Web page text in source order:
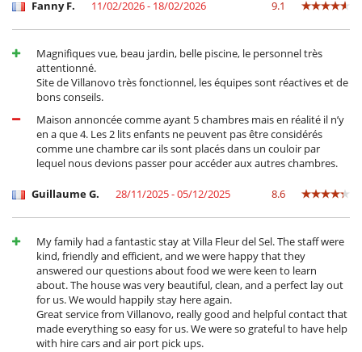
Ventilador
Personal
Cocinero
Personal doméstico
Fanny F. 11/02/2026 - 18/02/2026 9.1
Magnifiques vue, beau jardin, belle piscine, le personnel très
attentionné.
Site de Villanovo très fonctionnel, les équipes sont réactives et de
bons conseils.
Maison annoncée comme ayant 5 chambres mais en réalité il n’y
en a que 4. Les 2 lits enfants ne peuvent pas être considérés
comme une chambre car ils sont placés dans un couloir par
lequel nous devions passer pour accéder aux autres chambres.
Guillaume G. 28/11/2025 - 05/12/2025 8.6
My family had a fantastic stay at Villa Fleur del Sel. The staff were
kind, friendly and efficient, and we were happy that they
answered our questions about food we were keen to learn
about. The house was very beautiful, clean, and a perfect lay out
for us. We would happily stay here again.
Great service from Villanovo, really good and helpful contact that
made everything so easy for us. We were so grateful to have help
with hire cars and air port pick ups.